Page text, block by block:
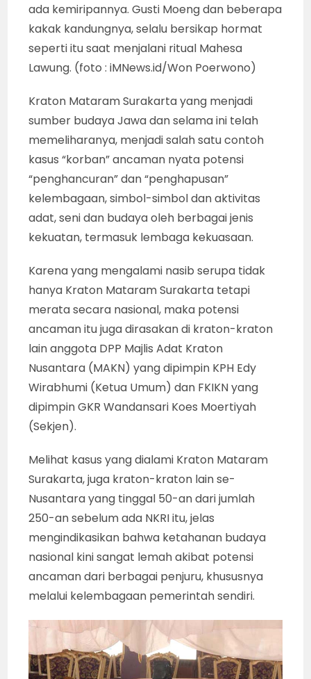
ada kemiripannya. Gusti Moeng dan beberapa
kakak kandungnya, selalu bersikap hormat
seperti itu saat menjalani ritual Mahesa
Lawung. (foto : iMNews.id/Won Poerwono)
Kraton Mataram Surakarta yang menjadi
sumber budaya Jawa dan selama ini telah
memeliharanya, menjadi salah satu contoh
kasus “korban” ancaman nyata potensi
“penghancuran” dan “penghapusan”
kelembagaan, simbol-simbol dan aktivitas
adat, seni dan budaya oleh berbagai jenis
kekuatan, termasuk lembaga kekuasaan.
Karena yang mengalami nasib serupa tidak
hanya Kraton Mataram Surakarta tetapi
merata secara nasional, maka potensi
ancaman itu juga dirasakan di kraton-kraton
lain anggota DPP Majlis Adat Kraton
Nusantara (MAKN) yang dipimpin KPH Edy
Wirabhumi (Ketua Umum) dan FKIKN yang
dipimpin GKR Wandansari Koes Moertiyah
(Sekjen).
Melihat kasus yang dialami Kraton Mataram
Surakarta, juga kraton-kraton lain se-
Nusantara yang tinggal 50-an dari jumlah
250-an sebelum ada NKRI itu, jelas
mengindikasikan bahwa ketahanan budaya
nasional kini sangat lemah akibat potensi
ancaman dari berbagai penjuru, khususnya
melalui kelembagaan pemerintah sendiri.